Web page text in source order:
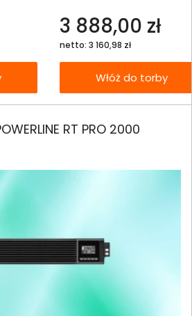
3 888,00 zł
netto: 3 160,98 zł
Włóż do torby
RT PRO 2000